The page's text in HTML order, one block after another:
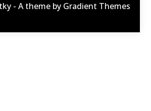
- A theme by Gradient Themes